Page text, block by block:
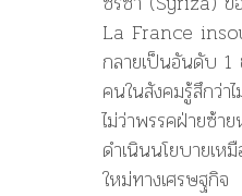
La France
กลายเป็นอันดับ 1
คนในสังคมรู้สึกว่า
ไม่ว่าพรรคฝ่ายซ้า
ดำเนินนโยบายเห
ใหม่ทางเศรษฐกิจ